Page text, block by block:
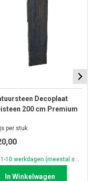
Decoplaat
200 cm Premium
per stuk
In Winkelwagen